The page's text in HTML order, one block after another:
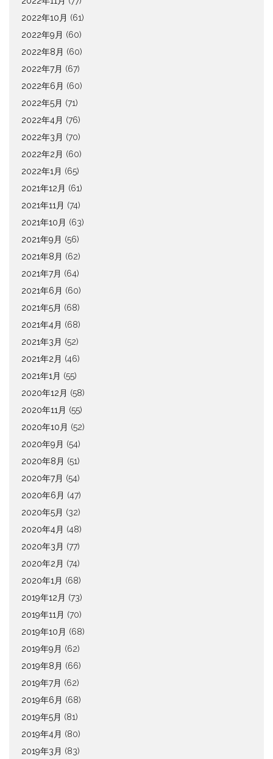
2022年10月 (61)
2022年9月 (60)
2022年8月 (60)
2022年7月 (67)
2022年6月 (60)
2022年5月 (71)
2022年4月 (76)
2022年3月 (70)
2022年2月 (60)
2022年1月 (65)
2021年12月 (61)
2021年11月 (74)
2021年10月 (63)
2021年9月 (56)
2021年8月 (62)
2021年7月 (64)
2021年6月 (60)
2021年5月 (68)
2021年4月 (68)
2021年3月 (52)
2021年2月 (46)
2021年1月 (55)
2020年12月 (58)
2020年11月 (55)
2020年10月 (52)
2020年9月 (54)
2020年8月 (51)
2020年7月 (54)
2020年6月 (47)
2020年5月 (32)
2020年4月 (48)
2020年3月 (77)
2020年2月 (74)
2020年1月 (68)
2019年12月 (73)
2019年11月 (70)
2019年10月 (68)
2019年9月 (62)
2019年8月 (66)
2019年7月 (62)
2019年6月 (68)
2019年5月 (81)
2019年4月 (80)
2019年3月 (83)